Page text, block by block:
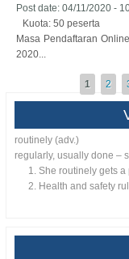
Post date: 04/11/2020 -
Kuota: 50 peserta
Masa Pendaftaran
2020...
1 2
routinely (adv.)
regularly, usually done –
She routinely gets
Health and safety